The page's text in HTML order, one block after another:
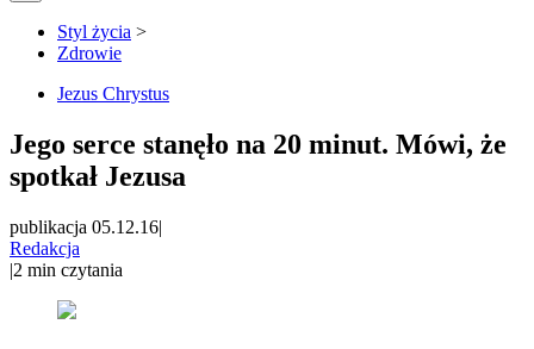
Styl życia >
Zdrowie
Jezus Chrystus
Jego serce stanęło na 20 minut. Mówi, że
spotkał Jezusa
publikacja 05.12.16|
Redakcja
|2 min czytania